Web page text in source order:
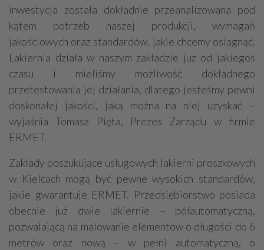
inwestycja została dokładnie przeanalizowana pod
kątem potrzeb naszej produkcji, wymagań
jakościowych oraz standardów, jakie chcemy osiągnąć.
Lakiernia działa w naszym zakładzie już od jakiegoś
czasu i mieliśmy możliwość dokładnego
przetestowania jej działania, dlatego jesteśmy pewni
doskonałej jakości, jaką można na niej uzyskać –
wyjaśnia Tomasz Pięta, Prezes Zarządu w firmie
ERMET.
Zakłady poszukujące usługowych lakierni proszkowych
w Kielcach mogą być pewne wysokich standardów,
jakie gwarantuje ERMET. Przedsiębiorstwo posiada
obecnie już dwie lakiernie – półautomatyczną,
pozwalającą na malowanie elementów o długości do 6
metrów oraz nową – w pełni automatyczną, o